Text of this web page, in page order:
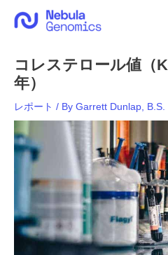
コレステロール値（
年）
レポート / By Garrett Dunlap, B.S.